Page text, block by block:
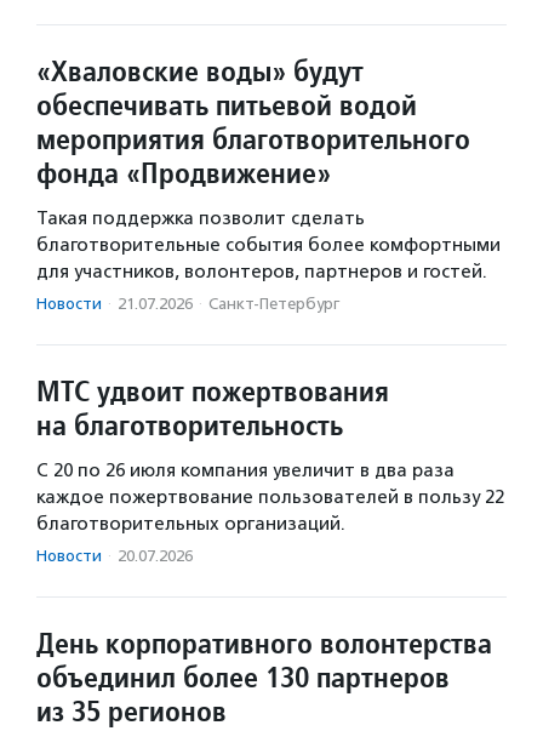
«Хваловские воды» будут
обеспечивать питьевой водой
мероприятия благотворительного
фонда «Продвижение»
Такая поддержка позволит сделать
благотворительные события более комфортными
для участников, волонтеров, партнеров и гостей.
Новости · 21.07.2026 · Санкт-Петербург
МТС удвоит пожертвования
на благотворительность
С 20 по 26 июля компания увеличит в два раза
каждое пожертвование пользователей в пользу 22
благотворительных организаций.
Новости · 20.07.2026
День корпоративного волонтерства
объединил более 130 партнеров
из 35 регионов